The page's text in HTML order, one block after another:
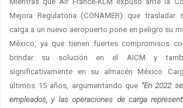
Mejora Regulatoria (CONAMER) que trasladar
carga a un nuevo aeropuerto pone en peligro su
México, ya que tienen fuertes compromisos
brindar su solución en el AICM y
significativamente en su almacén México
últimos 15 años, argumentando que “En 2022
empleados, y las operaciones de carga